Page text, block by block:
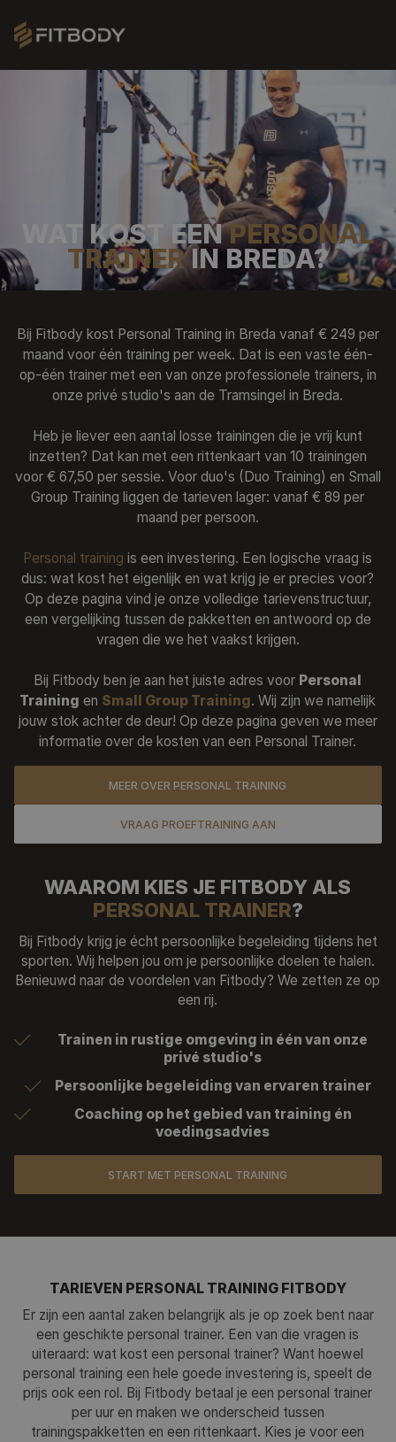
PERSONAL TRAINING
SMALL GROUP TRAINING
BEDRIJFSFITNESS
PROEFTRAINING AANVRAGEN
Trainingsaanbod
Over Ons
Onze Trainers
Referenties
Nieuws
Contact
WAT KOST EENPERSONAL
TRAINERIN BREDA?
Bij Fitbody kost Personal Training in Breda vanaf € 249 per
maand voor één training per week. Dat is een vaste één-
op-één trainer met een van onze professionele trainers, in
onze privé studio's aan de Tramsingel in Breda.
Heb je liever een aantal losse trainingen die je vrij kunt
inzetten? Dat kan met een rittenkaart van 10 trainingen
voor € 67,50 per sessie. Voor duo's (Duo Training) en Small
Group Training liggen de tarieven lager: vanaf € 89 per
maand per persoon.
Personal training is een investering. Een logische vraag is
dus: wat kost het eigenlijk en wat krijg je er precies voor?
Op deze pagina vind je onze volledige tarievenstructuur,
een vergelijking tussen de pakketten en antwoord op de
vragen die we het vaakst krijgen.
Bij Fitbody ben je aan het juiste adres voor Personal
Training en Small Group Training. Wij zijn we namelijk
jouw stok achter de deur! Op deze pagina geven we meer
informatie over de kosten van een Personal Trainer.
MEER OVER PERSONAL TRAINING
VRAAG PROEFTRAINING AAN
WAAROM KIES JE FITBODY ALS
PERSONAL TRAINER?
Bij Fitbody krijg je écht persoonlijke begeleiding tijdens het
sporten. Wij helpen jou om je persoonlijke doelen te halen.
Benieuwd naar de voordelen van Fitbody? We zetten ze op
een rij.
Trainen in rustige omgeving in één van onze
privé studio's
Persoonlijke begeleiding van ervaren trainer
Coaching op het gebied van training én
voedingsadvies
START MET PERSONAL TRAINING
TARIEVEN PERSONAL TRAINING FITBODY
Er zijn een aantal zaken belangrijk als je op zoek bent naar
een geschikte personal trainer. Een van die vragen is
uiteraard: wat kost een personal trainer? Want hoewel
personal training een hele goede investering is, speelt de
prijs ook een rol. Bij Fitbody betaal je een personal trainer
per uur en maken we onderscheid tussen
trainingspakketten en een rittenkaart. Kies je voor een